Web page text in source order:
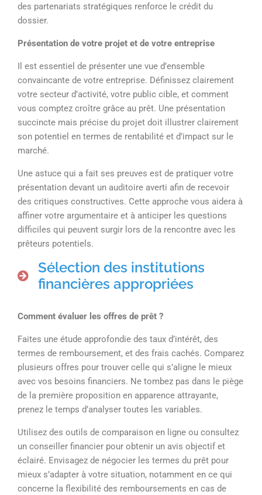
des partenariats stratégiques renforce le crédit du
dossier.
Présentation de votre projet et de votre entreprise
Il est essentiel de présenter une vue d’ensemble
convaincante de votre entreprise. Définissez clairement
votre secteur d’activité, votre public cible, et comment
vous comptez croître grâce au prêt. Une présentation
succincte mais précise du projet doit illustrer clairement
son potentiel en termes de rentabilité et d’impact sur le
marché.
Une astuce qui a fait ses preuves est de pratiquer votre
présentation devant un auditoire averti afin de recevoir
des critiques constructives. Cette approche vous aidera à
affiner votre argumentaire et à anticiper les questions
difficiles qui peuvent surgir lors de la rencontre avec les
prêteurs potentiels.
Sélection des institutions
financières appropriées
Comment évaluer les offres de prêt ?
Faites une étude approfondie des taux d’intérêt, des
termes de remboursement, et des frais cachés. Comparez
plusieurs offres pour trouver celle qui s’aligne le mieux
avec vos besoins financiers. Ne tombez pas dans le piège
de la première proposition en apparence attrayante,
prenez le temps d’analyser toutes les variables.
Utilisez des outils de comparaison en ligne ou consultez
un conseiller financier pour obtenir un avis objectif et
éclairé. Envisagez de négocier les termes du prêt pour
mieux s’adapter à votre situation, notamment en ce qui
concerne la flexibilité des remboursements en cas de